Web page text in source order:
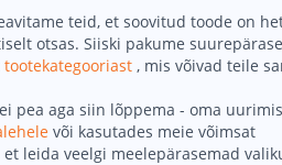
teid, et soovitud toode on
otsas. Siiski pakume
tootekategooriast , mis võivad teile
pea aga siin lõppema - oma
või kasutades meie võimsat
leida veelgi meelepärasemad